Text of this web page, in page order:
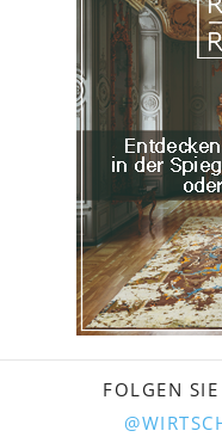
FOLGEN